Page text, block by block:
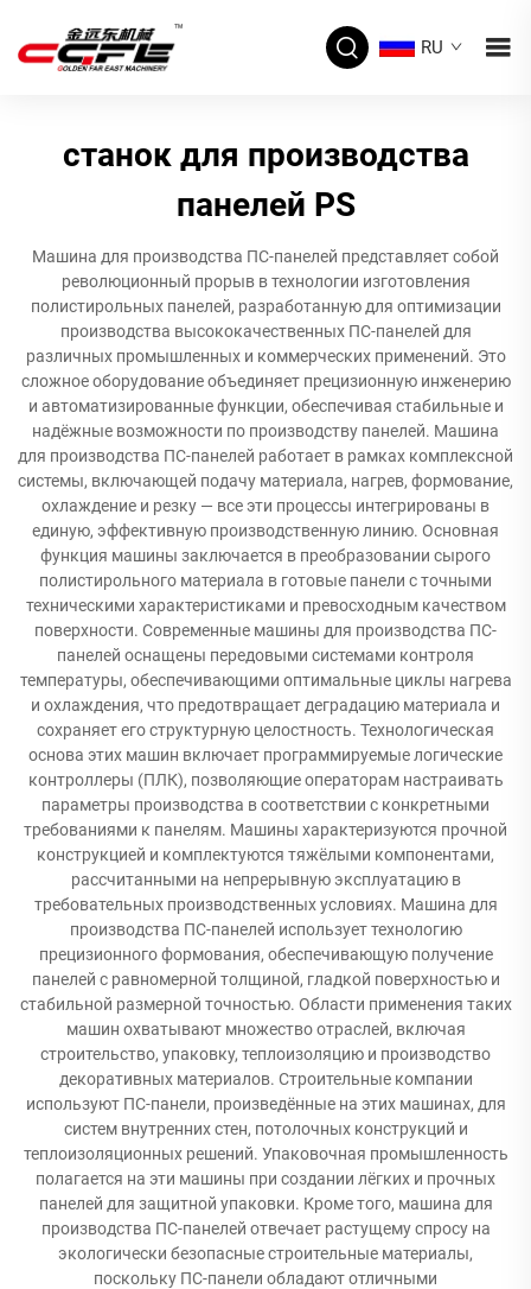
RU
станок для производства
панелей PS
Машина для производства ПС-панелей представляет собой
революционный прорыв в технологии изготовления
полистирольных панелей, разработанную для оптимизации
производства высококачественных ПС-панелей для
различных промышленных и коммерческих применений. Это
сложное оборудование объединяет прецизионную инженерию
и автоматизированные функции, обеспечивая стабильные и
надёжные возможности по производству панелей. Машина
для производства ПС-панелей работает в рамках комплексной
системы, включающей подачу материала, нагрев, формование,
охлаждение и резку — все эти процессы интегрированы в
единую, эффективную производственную линию. Основная
функция машины заключается в преобразовании сырого
полистирольного материала в готовые панели с точными
техническими характеристиками и превосходным качеством
поверхности. Современные машины для производства ПС-
панелей оснащены передовыми системами контроля
температуры, обеспечивающими оптимальные циклы нагрева
и охлаждения, что предотвращает деградацию материала и
сохраняет его структурную целостность. Технологическая
основа этих машин включает программируемые логические
контроллеры (ПЛК), позволяющие операторам настраивать
параметры производства в соответствии с конкретными
требованиями к панелям. Машины характеризуются прочной
конструкцией и комплектуются тяжёлыми компонентами,
рассчитанными на непрерывную эксплуатацию в
требовательных производственных условиях. Машина для
производства ПС-панелей использует технологию
прецизионного формования, обеспечивающую получение
панелей с равномерной толщиной, гладкой поверхностью и
стабильной размерной точностью. Области применения таких
машин охватывают множество отраслей, включая
строительство, упаковку, теплоизоляцию и производство
декоративных материалов. Строительные компании
используют ПС-панели, произведённые на этих машинах, для
систем внутренних стен, потолочных конструкций и
теплоизоляционных решений. Упаковочная промышленность
полагается на эти машины при создании лёгких и прочных
панелей для защитной упаковки. Кроме того, машина для
производства ПС-панелей отвечает растущему спросу на
экологически безопасные строительные материалы,
поскольку ПС-панели обладают отличными